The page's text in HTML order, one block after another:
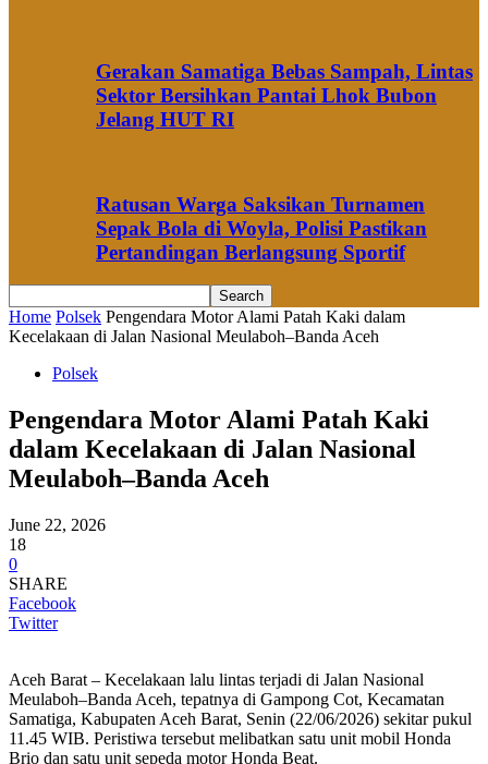
Gerakan Samatiga Bebas Sampah, Lintas
Sektor Bersihkan Pantai Lhok Bubon
Jelang HUT RI
Ratusan Warga Saksikan Turnamen
Sepak Bola di Woyla, Polisi Pastikan
Pertandingan Berlangsung Sportif
Home Polsek Pengendara Motor Alami Patah Kaki dalam
Kecelakaan di Jalan Nasional Meulaboh–Banda Aceh
Polsek
Pengendara Motor Alami Patah Kaki
dalam Kecelakaan di Jalan Nasional
Meulaboh–Banda Aceh
June 22, 2026
18
0
SHARE
Facebook
Twitter
Aceh Barat – Kecelakaan lalu lintas terjadi di Jalan Nasional
Meulaboh–Banda Aceh, tepatnya di Gampong Cot, Kecamatan
Samatiga, Kabupaten Aceh Barat, Senin (22/06/2026) sekitar pukul
11.45 WIB. Peristiwa tersebut melibatkan satu unit mobil Honda
Brio dan satu unit sepeda motor Honda Beat.